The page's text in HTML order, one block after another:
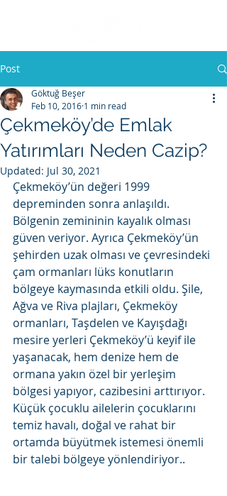
Post
Çekmeköy’de Emlak
Yatırımları Neden Cazip?
Göktuğ Beşer
Feb 10, 2016 1 min read
Updated: Jul 30, 2021
Çekmeköy’ün değeri 1999
depreminden sonra anlaşıldı.
Bölgenin zemininin kayalık olması
güven veriyor. Ayrıca Çekmeköy’ün
şehirden uzak olması ve çevresindeki
çam ormanları lüks konutların
bölgeye kaymasında etkili oldu. Şile,
Ağva ve Riva plajları, Çekmeköy
ormanları, Taşdelen ve Kayışdağı
mesire yerleri Çekmeköy’ü keyif ile
yaşanacak, hem denize hem de
ormana yakın özel bir yerleşim
bölgesi yapıyor, cazibesini arttırıyor.
Küçük çocuklu ailelerin çocuklarını
temiz havalı, doğal ve rahat bir
ortamda büyütmek istemesi önemli
bir talebi bölgeye yönlendiriyor..